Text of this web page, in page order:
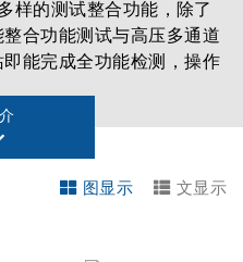
样的测试整合功能，除了
合功能测试与高压多通道
能完成全功能检测，操作
图显示 文显示